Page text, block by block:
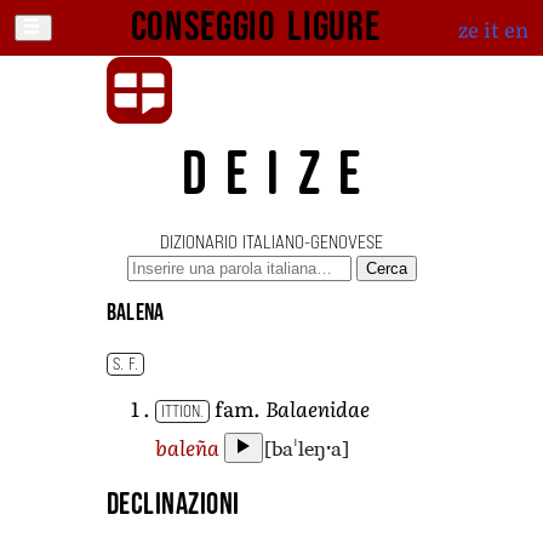
Conseggio ligure ze iten
DEIZE
DIZIONARIO ITALIANO-GENOVESE
Cerca
balena
S. F.
ITTION. fam. Balaenidae
baleña
[baˈleŋˑa]
Declinazioni